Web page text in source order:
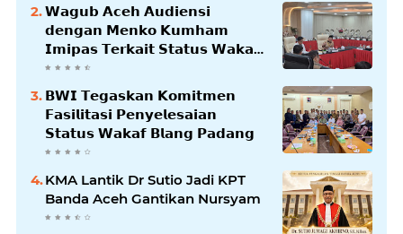
𝗪𝗮𝗴𝘂𝗯 𝗔𝗰𝗲𝗵 𝗔𝘂𝗱𝗶𝗲𝗻𝘀𝗶
𝗱𝗲𝗻𝗴𝗮𝗻 𝗠𝗲𝗻𝗸𝗼 𝗞𝘂𝗺𝗵𝗮𝗺
𝗜𝗺𝗶𝗽𝗮𝘀 𝗧𝗲𝗿𝗸𝗮𝗶𝘁 𝗦𝘁𝗮𝘁𝘂𝘀 𝗪𝗮𝗸𝗮𝗳
𝗕𝗹𝗮𝗻𝗴𝗽𝗮𝗱𝗮𝗻𝗴
𝗕𝗪𝗜 𝗧𝗲𝗴𝗮𝘀𝗸𝗮𝗻 𝗞𝗼𝗺𝗶𝘁𝗺𝗲𝗻
𝗙𝗮𝘀𝗶𝗹𝗶𝘁𝗮𝘀𝗶 𝗣𝗲𝗻𝘆𝗲𝗹𝗲𝘀𝗮𝗶𝗮𝗻
𝗦𝘁𝗮𝘁𝘂𝘀 𝗪𝗮𝗸𝗮𝗳 𝗕𝗹𝗮𝗻𝗴 𝗣𝗮𝗱𝗮𝗻𝗴
KMA Lantik Dr Sutio Jadi KPT
Banda Aceh Gantikan Nursyam